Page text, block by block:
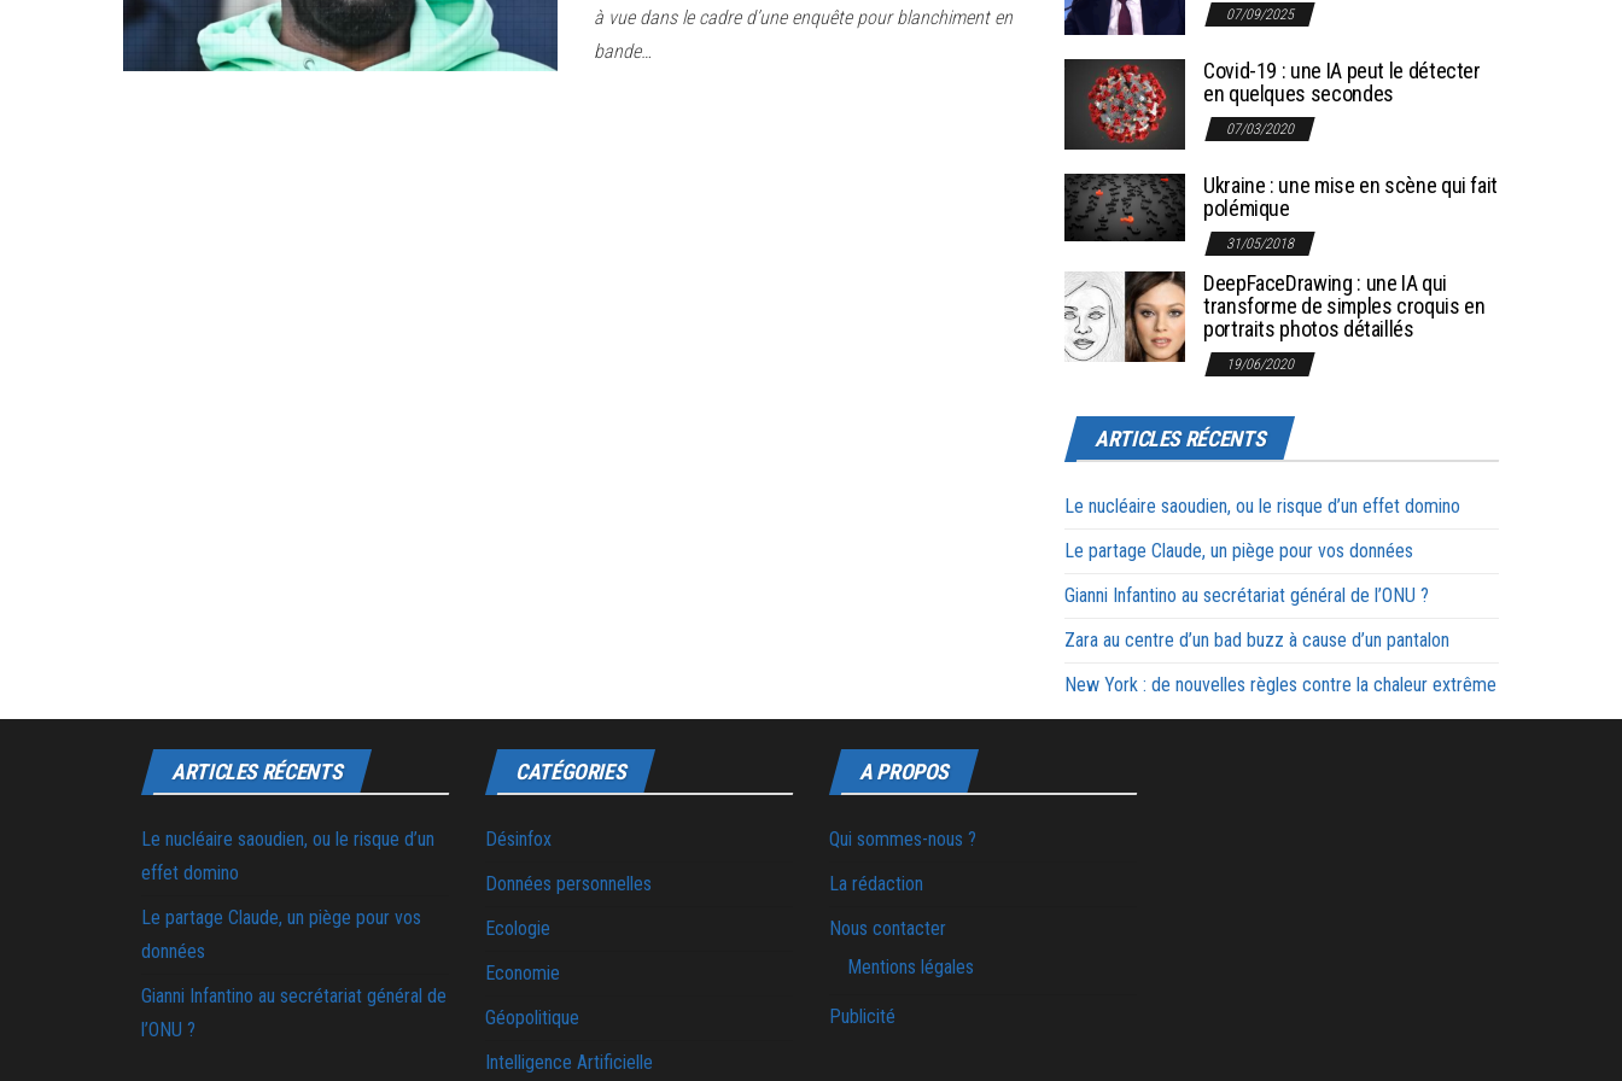
à vue dans le cadre d’une enquête pour blanchiment en
bande…
07/09/2025
Covid-19 : une IA peut le détecter
en quelques secondes
07/03/2020
Ukraine : une mise en scène qui fait
polémique
31/05/2018
DeepFaceDrawing : une IA qui
transforme de simples croquis en
portraits photos détaillés
19/06/2020
ARTICLES RÉCENTS
Le nucléaire saoudien, ou le risque d’un effet domino
Le partage Claude, un piège pour vos données
Gianni Infantino au secrétariat général de l’ONU ?
Zara au centre d’un bad buzz à cause d’un pantalon
New York : de nouvelles règles contre la chaleur extrême
ARTICLES RÉCENTS
Le nucléaire saoudien, ou le risque d’un
effet domino
Le partage Claude, un piège pour vos
données
Gianni Infantino au secrétariat général de
l’ONU ?
CATÉGORIES
Désinfox
Données personnelles
Ecologie
Economie
Géopolitique
Intelligence Artificielle
A PROPOS
Qui sommes-nous ?
La rédaction
Nous contacter
Mentions légales
Publicité